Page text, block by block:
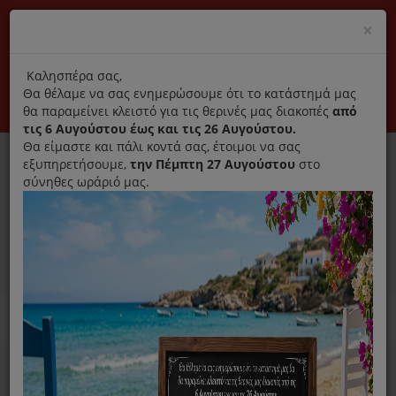
Αποκλειστικά γνήσια ανταλλακτικά
Σύνδεση Εγγραφή Εταιρεία Επικοινωνία
0
Ανταλλακτικά ηλεκτρικών συσκευών MENU
Home Θερμαντικά
×
title
Καλησπέρα σας,
Θα θέλαμε να σας ενημερώσουμε ότι το κατάστημά μας
θα παραμείνει κλειστό για τις θερινές μας διακοπές από
τις 6 Αυγούστου έως και τις 26 Αυγούστου.
Θα είμαστε και πάλι κοντά σας, έτοιμοι να σας
εξυπηρετήσουμε, την Πέμπτη 27 Αυγούστου στο
σύνηθες ωράριό μας.